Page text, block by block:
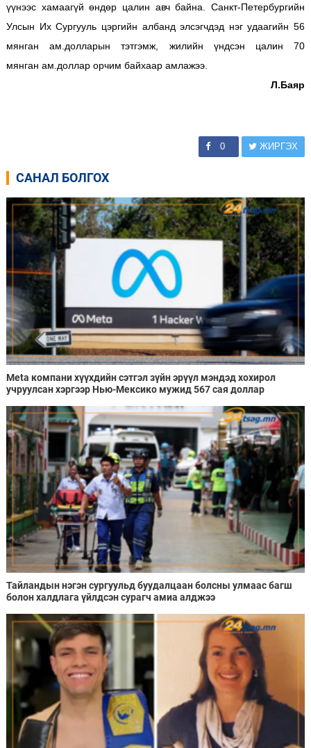
үүнээс хамаагүй өндөр цалин авч байна. Санкт-Петербургийн
Улсын Их Сургууль цэргийн албанд элсэгчдэд нэг удаагийн 56
мянган ам.долларын тэтгэмж, жилийн үндсэн цалин 70
мянган ам.доллар орчим байхаар амлажээ.
Л.Баяр
0 ЖИРГЭХ
САНАЛ БОЛГОХ
Meta компани хүүхдийн сэтгэл зүйн эрүүл мэндэд хохирол
учруулсан хэргээр Нью-Мексико мужид 567 сая доллар
Тайландын нэгэн сургуульд буудалцаан болсны улмаас багш
болон халдлага үйлдсэн сурагч амиа алджээ